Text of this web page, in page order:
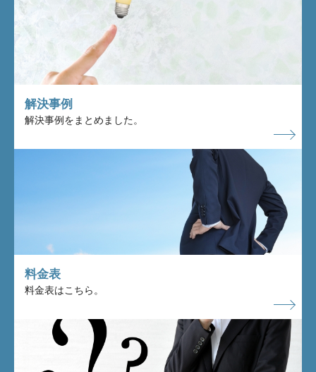
解決事例
解決事例をまとめました。
料金表
料金表はこちら。